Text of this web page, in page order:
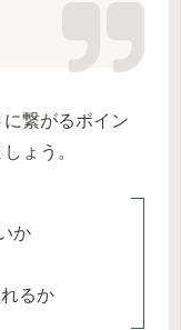
繋がるポイン
ょう。
か
るか